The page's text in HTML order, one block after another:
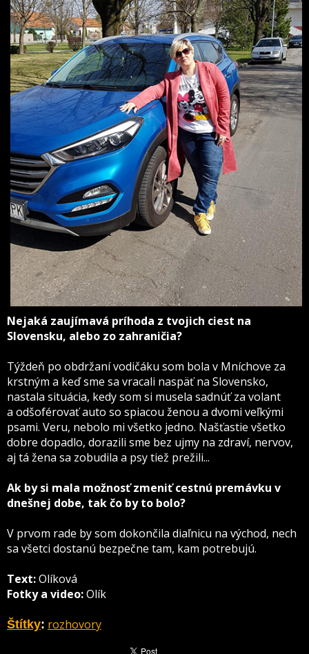
Nejaká zaujímavá príhoda z tvojich ciest na
Slovensku, alebo zo zahraničia?
Týždeň po obdržaní vodičáku som bola v Mníchove za
krstným a keď sme sa vracali naspäť na Slovensko,
nastala situácia, kedy som si musela sadnúť za volant
a odšoférovať auto so spiacou ženou a dvomi veľkými
psami. Veru, nebolo mi všetko jedno. Našťastie všetko
dobre dopadlo, dorazili sme bez ujmy na zdraví, nervov,
aj tá žena sa zobudila a psy tiež prežili...
Ak by si mala možnosť zmeniť cestnú premávku v
dnešnej dobe, tak čo by to bolo?
V prvom rade by som dokončila diaľnicu na východ, nech
sa všetci dostanú bezpečne tam, kam potrebujú.
Text:Olíková
Fotky a video:Olík
Štítky: rozhovory